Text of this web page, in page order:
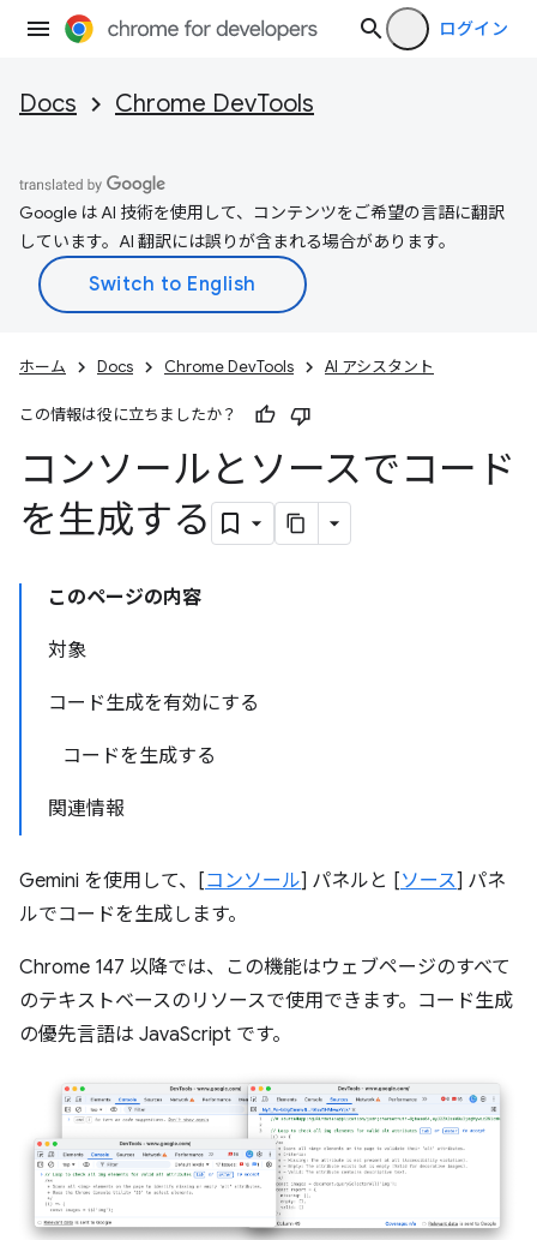
ログイン
Docs Chrome DevTools
Google は AI 技術を使用して、コンテンツをご希望の言語に翻訳
しています。AI 翻訳には誤りが含まれる場合があります。
ホーム Docs Chrome DevTools AI アシスタント
この情報は役に立ちましたか？
コンソールとソースでコード
を生成する
このページの内容
対象
コード生成を有効にする
コードを生成する
関連情報
Gemini を使用して、[コンソール] パネルと [ソース] パネ
ルでコードを生成します。
Chrome 147 以降では、この機能はウェブページのすべて
のテキストベースのリソースで使用できます。コード生成
の優先言語は JavaScript です。